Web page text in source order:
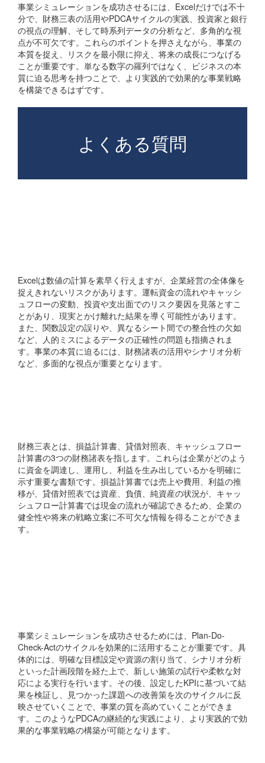
事業シミュレーションを成功させるには、Excelだけでは不十
分で、財務三表の活用やPDCAサイクルの実践、投資家と銀行
の視点の理解、そして時系列データの分析など、多角的な視
点が不可欠です。これらのポイントを押さえながら、事業の
本質を捉え、リスクを最小限に抑え、将来の成長につなげる
ことが重要です。単なる数字の羅列ではなく、ビジネスの本
質に迫る思考を持つことで、より実践的で効果的な事業戦略
を構築できるはずです。
よくある質問
Excelは数値の計算を素早く行えますが、企業経営の全体像を
捉えきれないリスクがあります。運転資金の流れやキャッシ
ュフローの変動、投資や支出面でのリスク要因を見落とすこ
とがあり、現実とかけ離れた結果を導く可能性があります。
また、関数設定の誤りや、異なるシート間での整合性の欠如
など、人的ミスによるデータの正確性の問題も指摘されま
す。事業の本質に迫るには、財務諸表の活用やシナリオ分析
など、多面的な視点が重要となります。
財務三表とは、損益計算書、貸借対照表、キャッシュフロー
計算書の3つの財務諸表を指します。これらは企業がどのよう
に資金を調達し、運用し、利益を生み出しているかを明確に
示す重要な書類です。損益計算書では売上や費用、利益の推
移が、貸借対照表では資産、負債、純資産の状況が、キャッ
シュフロー計算書では現金の流れが確認できるため、企業の
健全性や将来の戦略立案に不可欠な情報を得ることができま
す。
事業シミュレーションを成功させるためには、Plan-Do-
Check-Actのサイクルを効果的に活用することが重要です。具
体的には、明確な目標設定や資源の割り当て、シナリオ分析
といった計画段階を経た上で、新しい施策の試行や柔軟な対
応による実行を行います。その後、設定したKPIに基づいて結
果を検証し、見つかった課題への改善策を次のサイクルに反
映させていくことで、事業の質を高めていくことができま
す。このようなPDCAの継続的な実践により、より実践的で効
果的な事業戦略の構築が可能となります。